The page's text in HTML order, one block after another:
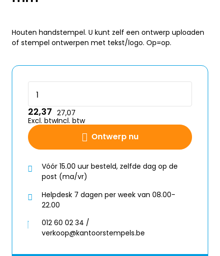
Houten handstempel. U kunt zelf een ontwerp uploaden
of stempel ontwerpen met tekst/logo. Op=op.
Ontwerp nu
22,37
Excl. btw
27,07
Incl. btw
Vóór 15.00 uur besteld, zelfde dag op de
post (ma/vr)
Helpdesk 7 dagen per week van 08.00-
22.00
012 60 02 34 /
verkoop@kantoorstempels.be